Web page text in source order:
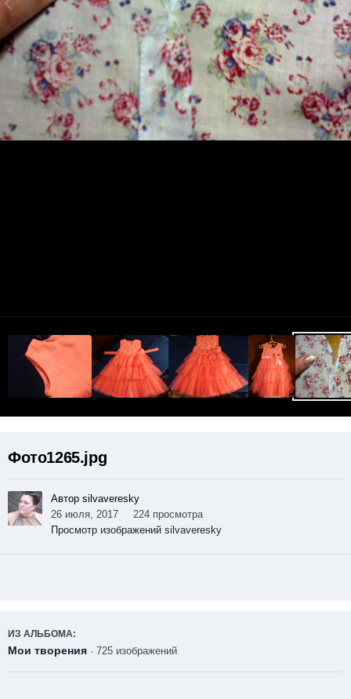
Фото1265.jpg
Автор silvaveresky
26 июля, 2017
224 просмотра
Просмотр изображений silvaveresky
ИЗ АЛЬБОМА:
Мои творения · 725 изображений